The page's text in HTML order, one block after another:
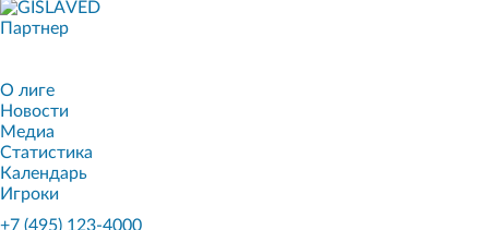
Партнер
О лиге
Новости
Медиа
Статистика
Календарь
Игроки
+7 (495) 123-4000